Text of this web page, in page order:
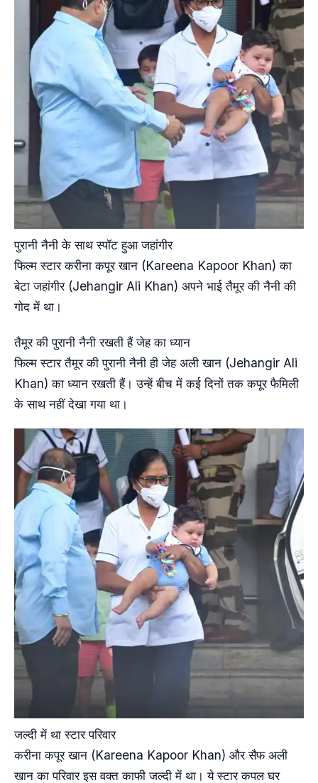
पुरानी नैनी के साथ स्पॉट हुआ जहांगीर
फिल्म स्टार करीना कपूर खान (Kareena Kapoor Khan) का
बेटा जहांगीर (Jehangir Ali Khan) अपने भाई तैमूर की नैनी की
गोद में था।
तैमूर की पुरानी नैनी रखती हैं जेह का ध्यान
फिल्म स्टार तैमूर की पुरानी नैनी ही जेह अली खान (Jehangir Ali
Khan) का ध्यान रखती हैं। उन्हें बीच में कई दिनों तक कपूर फैमिली
के साथ नहीं देखा गया था।
जल्दी में था स्टार परिवार
करीना कपूर खान (Kareena Kapoor Khan) और सैफ अली
खान का परिवार इस वक्त काफी जल्दी में था। ये स्टार कपल घर